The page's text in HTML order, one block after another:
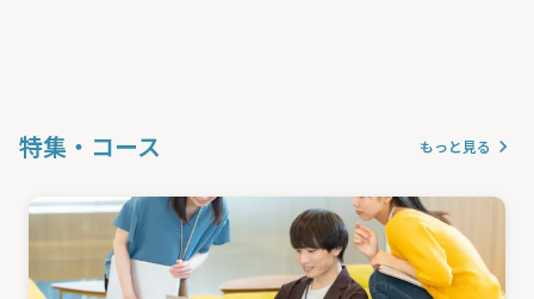
特集・コース もっと見る keyboard_arrow_right